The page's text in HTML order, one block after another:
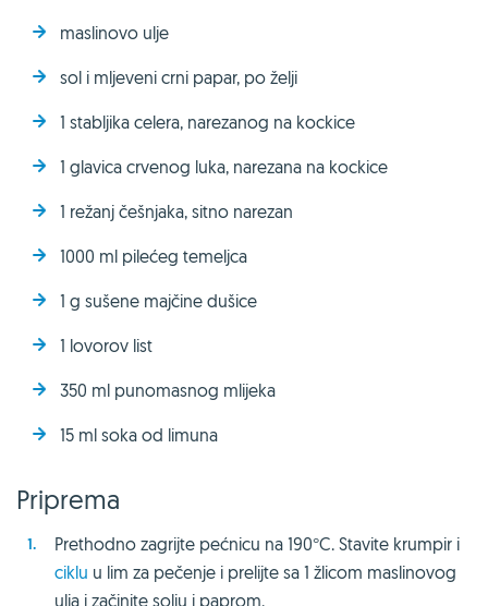
maslinovo ulje
sol i mljeveni crni papar, po želji
1 stabljika celera, narezanog na kockice
1 glavica crvenog luka, narezana na kockice
1 režanj češnjaka, sitno narezan
1000 ml pilećeg temeljca
1 g sušene majčine dušice
1 lovorov list
350 ml punomasnog mlijeka
15 ml soka od limuna
Priprema
Prethodno zagrijte pećnicu na 190°C. Stavite krumpir i
ciklu u lim za pečenje i prelijte sa 1 žlicom maslinovog
ulja i začinite solju i paprom.